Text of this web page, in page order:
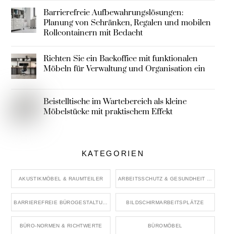
Barrierefreie Aufbewahrungslösungen:
Planung von Schränken, Regalen und mobilen
Rollcontainern mit Bedacht
Richten Sie ein Backoffice mit funktionalen
Möbeln für Verwaltung und Organisation ein
Beistelltische im Wartebereich als kleine
Möbelstücke mit praktischem Effekt
KATEGORIEN
AKUSTIKMÖBEL & RAUMTEILER
BILDSCHIRMARBEITSPLÄTZE
BÜRO-NORMEN & RICHTWERTE BÜROMÖBEL